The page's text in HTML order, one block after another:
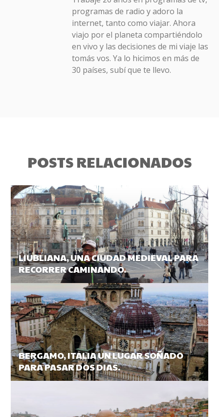
programas de radio y adoro la
internet, tanto como viajar. Ahora
viajo por el planeta compartiéndolo
en vivo y las decisiones de mi viaje las
tomás vos. Ya lo hicimos en más de
30 países, subí que te llevo.
POSTS RELACIONADOS
LIUBLIANA, UNA CIUDAD MEDIEVAL PARA
RECORRER CAMINANDO.
BERGAMO, ITALIA UN LUGAR SOÑADO
PARA PASAR DOS DIAS.